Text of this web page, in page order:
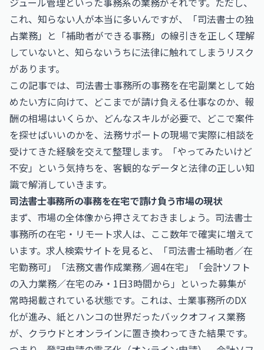
これ、知らない人が本当に多いんですが、「司法書士の独
占業務」と「補助者ができる事務」の線引きを正しく理解
していないと、知らないうちに法律に触れてしまうリスク
があります。
この記事では、司法書士事務所の事務を在宅副業として始
めたい方に向けて、どこまでが請け負える仕事なのか、報
酬の相場はいくらか、どんなスキルが必要で、どこで案件
を探せばいいのかを、法務サポートの現場で実際に相談を
受けてきた経験を交えて整理します。「やってみたいけど
不安」という気持ちを、客観的なデータと法律の正しい知
識で解消していきます。
司法書士事務所の事務を在宅で請け負う市場の現状
まず、市場の全体像から押さえておきましょう。司法書士
事務所の在宅・リモート求人は、ここ数年で確実に増えて
います。求人検索サイトを見ると、「司法書士補助者／在
宅勤務可」「法務文書作成業務／週4在宅」「会計ソフト
の入力業務／在宅のみ・1日3時間から」といった募集が
常時掲載されている状態です。これは、士業事務所のDX
化が進み、紙とハンコの世界だったバックオフィス業務
が、クラウドとオンラインに置き換わってきた結果です。